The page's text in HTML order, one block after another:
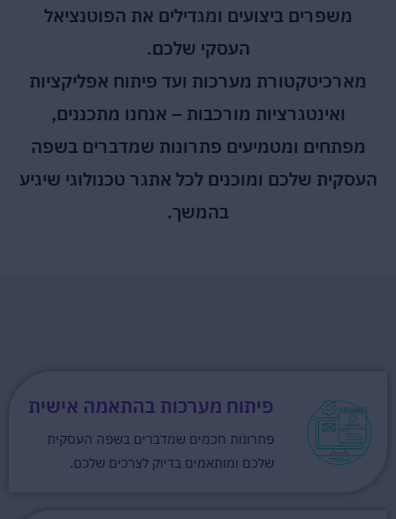
משפרים ביצועים ומגדילים את הפוטנציאל
העסקי שלכם.
מארכיטקטורת מערכות ועד פיתוח אפליקציות
ואינטגרציות מורכבות – אנחנו מתכננים,
מפתחים ומטמיעים פתרונות שמדברים בשפה
העסקית שלכם ומוכנים לכל אתגר טכנולוגי שיגיע
בהמשך.
פיתוח מערכות בהתאמה אישית
פתרונות חכמים שמדברים בשפה העסקית
שלכם ומותאמים בדיוק לצרכים שלכם.